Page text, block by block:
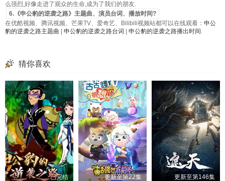
么强烈,好像走进了观众的生命,成为了我们的朋友.
6.《申公豹的逆袭之路》主题曲、演员台词、播放时间?
在优酷视频、腾讯视频、芒果TV、爱奇艺、Bilibili视频站都可以在线观看： 申公
豹的逆袭之路主题曲
申公豹的逆袭之路台词 申公豹的逆袭之路播出时间 .
猜你喜欢
已完结 更新至第22集 更新至第146集